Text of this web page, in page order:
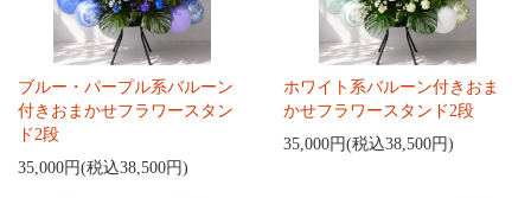
ブルー・パープル系バルーン
付きおまかせフラワースタン
ド2段
35,000円(税込38,500円)
ホワイト系バルーン付きおま
かせフラワースタンド2段
35,000円(税込38,500円)